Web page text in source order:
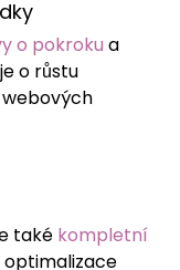
o pokroku a
o růstu
také kompletní
optimalizace